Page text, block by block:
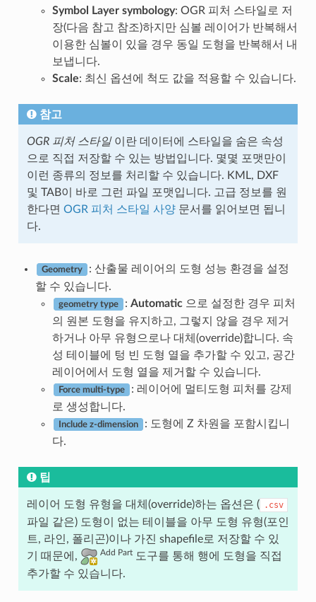
Symbol Layer symbology: OGR 피처 스타일로 저
장(다음 참고 참조)하지만 심볼 레이어가 반복해서
이용한 심볼이 있을 경우 동일 도형을 반복해서 내
보냅니다.
Scale: 최신 옵션에 척도 값을 적용할 수 있습니다.
참고
OGR 피처 스타일이란 데이터에 스타일을 숨은 속성
으로 직접 저장할 수 있는 방법입니다. 몇몇 포맷만이
이런 종류의 정보를 처리할 수 있습니다. KML, DXF
및 TAB이 바로 그런 파일 포맷입니다. 고급 정보를 원
한다면 OGR 피처 스타일 사양문서를 읽어보면 됩니
다.
Geometry
: 산출물 레이어의 도형 성능 환경을 설정
할 수 있습니다.
geometry type : Automatic으로 설정한 경우 피처
의 원본 도형을 유지하고, 그렇지 않을 경우 제거
하거나 아무 유형으로나 대체(override)합니다. 속
성 테이블에 텅 빈 도형 열을 추가할 수 있고, 공간
레이어에서 도형 열을 제거할 수 있습니다.
Force multi-type
: 레이어에 멀티도형 피처를 강제
로 생성합니다.
Include z-dimension
: 도형에 Z 차원을 포함시킵니
다.
팁
레이어 도형 유형을 대체(override)하는 옵션은 ( .csv
파일 같은) 도형이 없는 테이블을 아무 도형 유형(포인
트, 라인, 폴리곤)이나 가진 shapefile로 저장할 수 있
기 때문에,
Add Part도구를 통해 행에 도형을 직접
추가할 수 있습니다.